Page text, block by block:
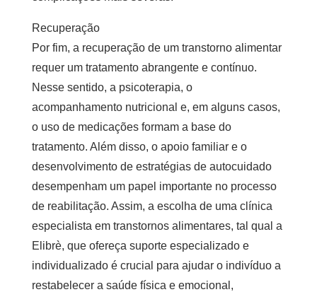
Recuperação
Por fim, a recuperação de um transtorno alimentar
requer um tratamento abrangente e contínuo.
Nesse sentido, a psicoterapia, o
acompanhamento nutricional e, em alguns casos,
o uso de medicações formam a base do
tratamento. Além disso, o apoio familiar e o
desenvolvimento de estratégias de autocuidado
desempenham um papel importante no processo
de reabilitação. Assim, a escolha de uma clínica
especialista em transtornos alimentares, tal qual a
Elibrè, que ofereça suporte especializado e
individualizado é crucial para ajudar o indivíduo a
restabelecer a saúde física e emocional,